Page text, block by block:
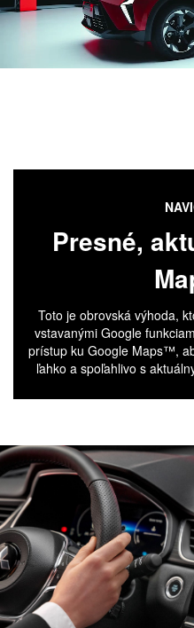
Presné,
Toto je obrovská výhoda,
vstavanými Google
prístup ku Google Maps™,
ľahko a spoľahlivo s